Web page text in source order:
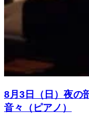
8月3日（日）夜の
音々（ピアノ）